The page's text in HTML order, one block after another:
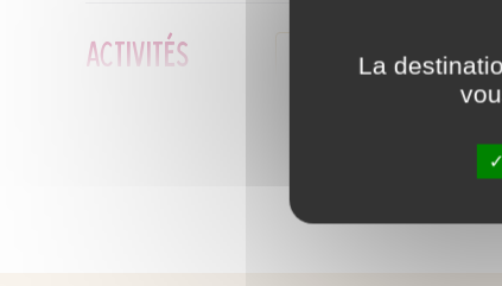
ACTIVITÉS Équitation Pêche
La